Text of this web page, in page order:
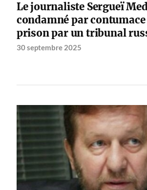
Le journaliste Sergueï
condamné par contumace
prison par un tribunal
30 septembre 2025